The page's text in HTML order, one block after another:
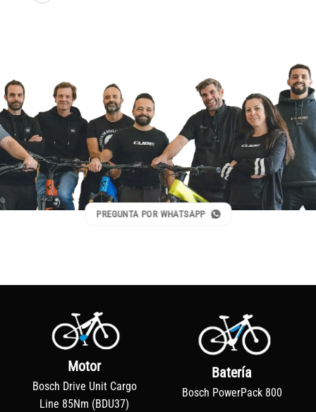
PREGUNTA POR WHATSAPP
Motor
Bosch Drive Unit Cargo
Line 85Nm (BDU37)
Batería
Bosch PowerPack 800